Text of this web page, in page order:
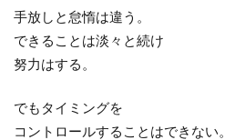
手放しと怠惰は違う。
できることは淡々と続け
努力はする。
でもタイミングを
コントロールすることはできない。